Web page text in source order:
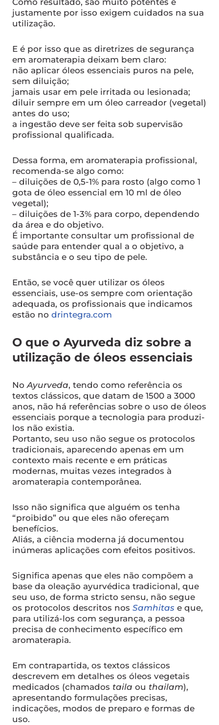
Como resultado, são muito potentes e
justamente por isso exigem cuidados na sua
utilização.
E é por isso que as diretrizes de segurança
em aromaterapia deixam bem claro:
não aplicar óleos essenciais puros na pele,
sem diluição;
jamais usar em pele irritada ou lesionada;
diluir sempre em um óleo carreador (vegetal)
antes do uso;
a ingestão deve ser feita sob supervisão
profissional qualificada.
Dessa forma, em aromaterapia profissional,
recomenda-se algo como:
– diluições de 0,5-1% para rosto (algo como 1
gota de óleo essencial em 10 ml de óleo
vegetal);
– diluições de 1-3% para corpo, dependendo
da área e do objetivo.
É importante consultar um profissional de
saúde para entender qual a o objetivo, a
substância e o seu tipo de pele.
Então, se você quer utilizar os óleos
essenciais, use-os sempre com orientação
adequada, os profissionais que indicamos
estão no drintegra.com
O que o Ayurveda diz sobre a
utilização de óleos essenciais
NoAyurveda, tendo como referência os
textos clássicos, que datam de 1500 a 3000
anos, não há referências sobre o uso de óleos
essenciais porque a tecnologia para produzi-
los não existia.
Portanto, seu uso não segue os protocolos
tradicionais, aparecendo apenas em um
contexto mais recente e em práticas
modernas, muitas vezes integrados à
aromaterapia contemporânea.
Isso não significa que alguém os tenha
“proibido” ou que eles não ofereçam
benefícios.
Aliás, a ciência moderna já documentou
inúmeras aplicações com efeitos positivos.
Significa apenas que eles não compõem a
base da oleação ayurvédica tradicional, que
seu uso, de forma stricto sensu, não segue
os protocolos descritos nos Samhitas e que,
para utilizá-los com segurança, a pessoa
precisa de conhecimento específico em
aromaterapia.
Em contrapartida, os textos clássicos
descrevem em detalhes os óleos vegetais
medicados (chamados taila ou thailam),
apresentando formulações precisas,
indicações, modos de preparo e formas de
uso.